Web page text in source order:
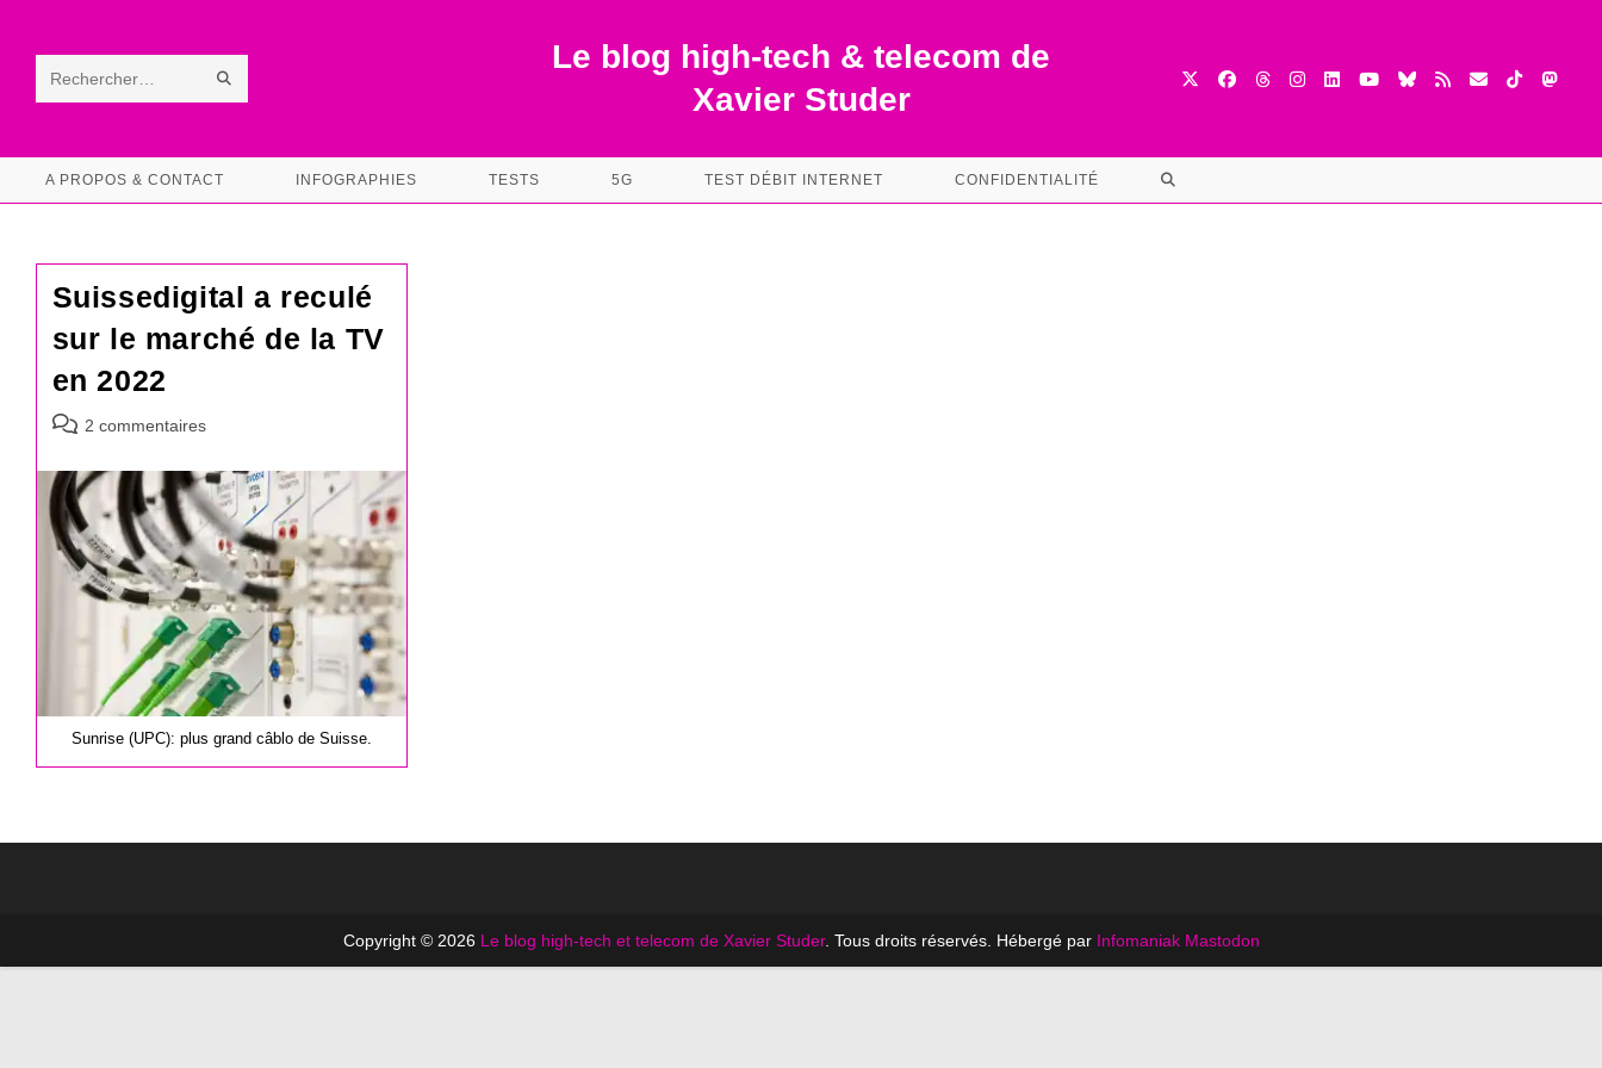
contentRechercher
ce RECHERCHE
Le blog high-tech & telecom de
Xavier Studer
A PROPOS & CONTACT INFOGRAPHIES TESTS 5G TEST DÉBIT INTERNET CONFIDENTIALITÉ TOGGLE
Suissedigital a reculé
sur le marché de la TV
en 2022
Commentaires
la
publication :
2 commentaires
Sunrise (UPC): plus grand câblo de Suisse.
Copyright © 2026 Le blog high-tech et telecom de Xavier Studer. Tous droits réservés. Hébergé par Infomaniak Mastodon